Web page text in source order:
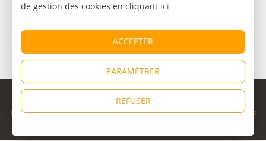
© Copyright 1998 - 2026
Cybevasion|Mentions légales|Confidentialité|CGU|Informations
de gestion des cookies en cliquant ici
ACCEPTER
PARAMÉTRER
REFUSER